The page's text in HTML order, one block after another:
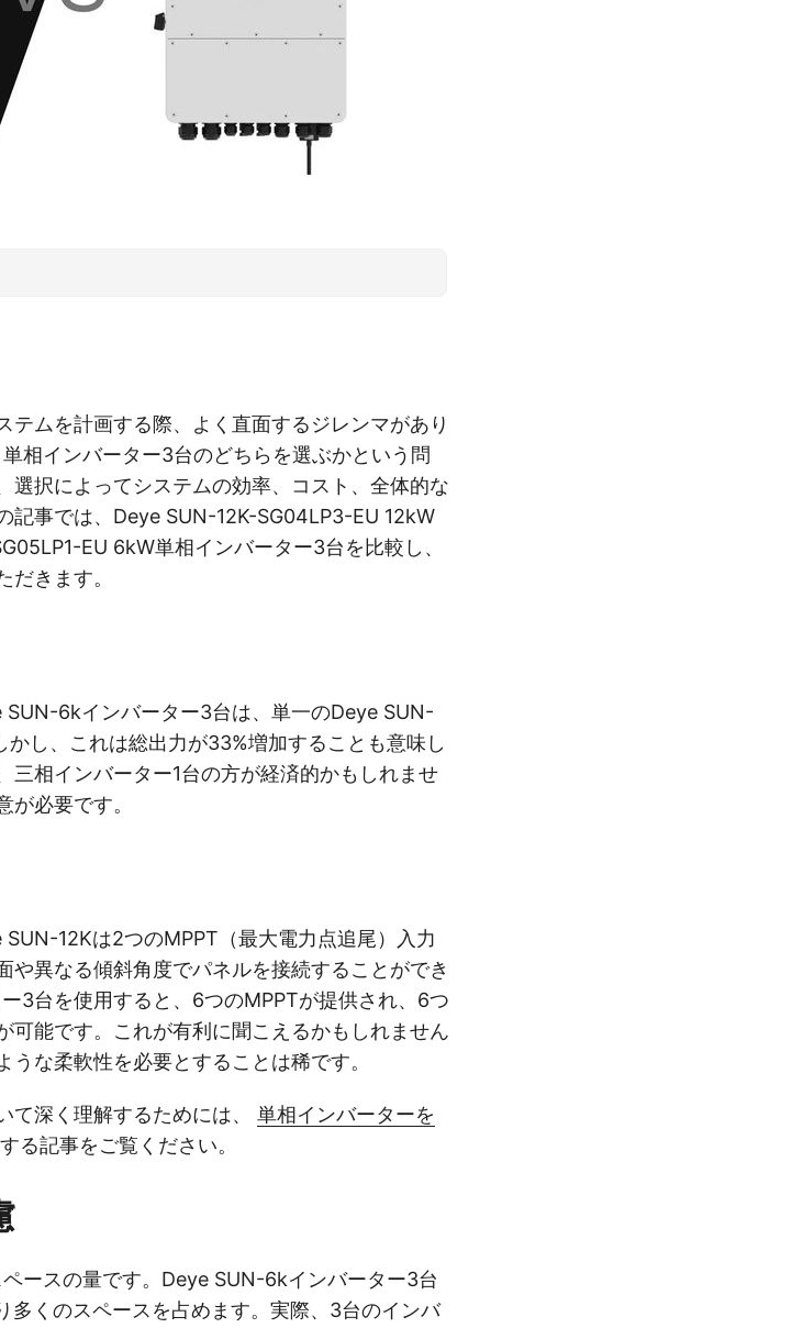
テムを計画する際、よく直面するジレンマがあり
相インバーター3台のどちらを選ぶかという問
選択によってシステムの効率、コスト、全体的な
記事では、Deye SUN-12K-SG04LP3-EU 12kW
EU 6kW単相インバーター3台を比較し、
きます。
6kインバーター3台は、単一のDeye SUN-
し、これは総出力が33%増加することも意味し
三相インバーター1台の方が経済的かもしれませ
必要です。
12Kは2つのMPPT（最大電力点追尾）入力
や異なる傾斜角度でパネルを接続することができ
3台を使用すると、6つのMPPTが提供され、6つ
可能です。これが有利に聞こえるかもしれません
な柔軟性を必要とすることは稀です。
て深く理解するためには、 単相インバーターを
る記事をご覧ください。
ースの量です。Deye SUN-6kインバーター3台
多くのスペースを占めます。実際、3台のインバ